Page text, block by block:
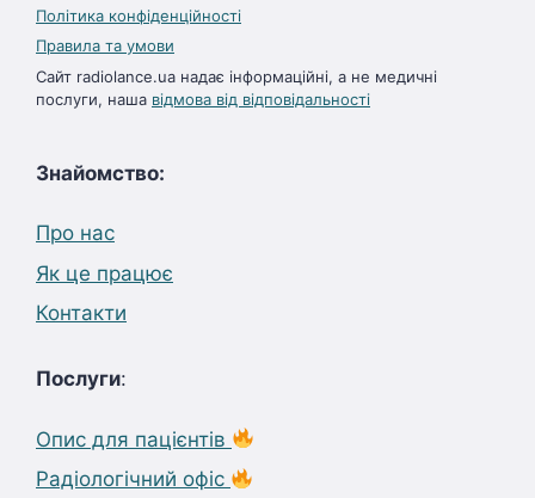
Політика конфіденційності
Правила та умови
Сайт radiolance.ua надає інформаційні, а не медичні
послуги, наша відмова від відповідальності
Знайомство:
Про нас
Як це працює
Контакти
Послуги:
Опис для пацієнтів
Радіологічний офіс